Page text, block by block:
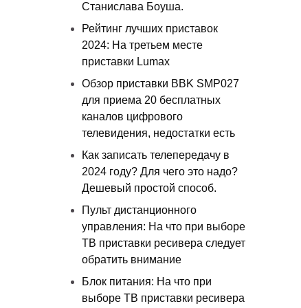
Станислава Боуша.
Рейтинг лучших приставок
2024: На третьем месте
приставки Lumax
Обзор приставки BBK SMP027
для приема 20 бесплатных
каналов цифрового
телевидения, недостатки есть
Как записать телепередачу в
2024 году? Для чего это надо?
Дешевый простой способ.
Пульт дистанционного
управления: На что при выборе
ТВ приставки ресивера следует
обратить внимание
Блок питания: На что при
выборе ТВ приставки ресивера